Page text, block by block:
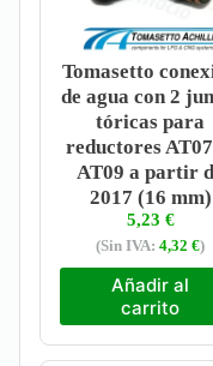
Tomasetto
de agua con 2
tóricas para
reductores
AT09 a partir
2017 (16 mm)
5,23 €
(Sin IVA: 4,32 €)
Añadir al
carrito